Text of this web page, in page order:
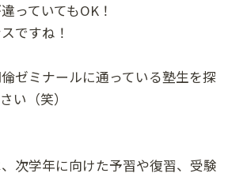
っていてもOK！
ですね！
ゼミナールに通っている塾生を探
い（笑）
次学年に向けた予習や復習、受験